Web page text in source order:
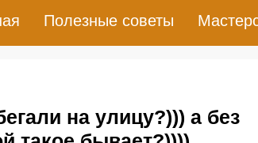
Полезные советы
на улицу?))) а без